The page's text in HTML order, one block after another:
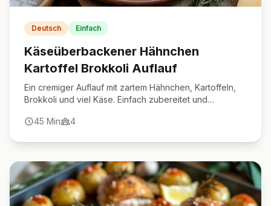
Deutsch Einfach
Käseüberbackener Hähnchen
Kartoffel Brokkoli Auflauf
Ein cremiger Auflauf mit zartem Hähnchen, Kartoffeln,
Brokkoli und viel Käse. Einfach zubereitet und
45 Min 4